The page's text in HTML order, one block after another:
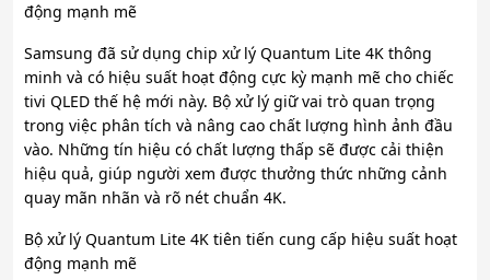
động mạnh mẽ
Samsung đã sử dụng chip xử lý Quantum Lite 4K thông
minh và có hiệu suất hoạt động cực kỳ mạnh mẽ cho chiếc
tivi QLED thế hệ mới này. Bộ xử lý giữ vai trò quan trọng
trong việc phân tích và nâng cao chất lượng hình ảnh đầu
vào. Những tín hiệu có chất lượng thấp sẽ được cải thiện
hiệu quả, giúp người xem được thưởng thức những cảnh
quay mãn nhãn và rõ nét chuẩn 4K.
Bộ xử lý Quantum Lite 4K tiên tiến cung cấp hiệu suất hoạt
động mạnh mẽ